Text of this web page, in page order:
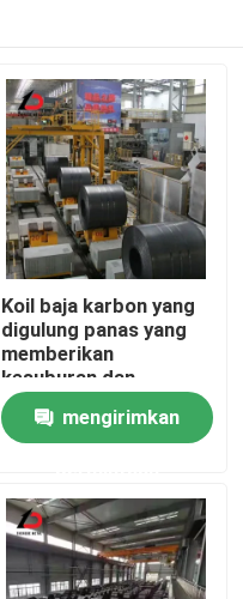
Koil baja karbon yang
digulung panas yang
memberikan
kesuburan dan
ketahanan dampak
yang sangat baik yang
cocok untuk
mengirimkan